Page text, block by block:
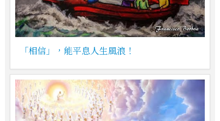
「相信」，能平息人生風浪！